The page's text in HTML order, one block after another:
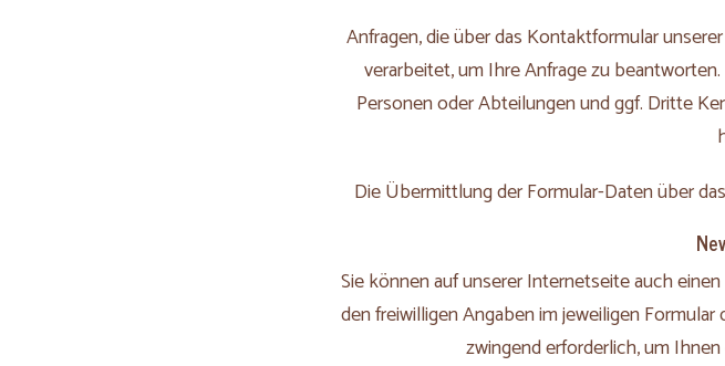
Anfragen, die über das Kontaktformular
verarbeitet, um Ihre Anfrage zu
Personen oder Abteilungen und ggf. Dritte
Die Übermittlung der Formular-Daten über
Sie können auf unserer Internetseite auch
den freiwilligen Angaben im jeweiligen
zwingend erforderlich, um